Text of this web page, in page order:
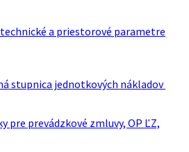
a priestorové parametre
stupnica jednotkových nákladov
pre prevádzkové zmluvy, OP ĽZ,